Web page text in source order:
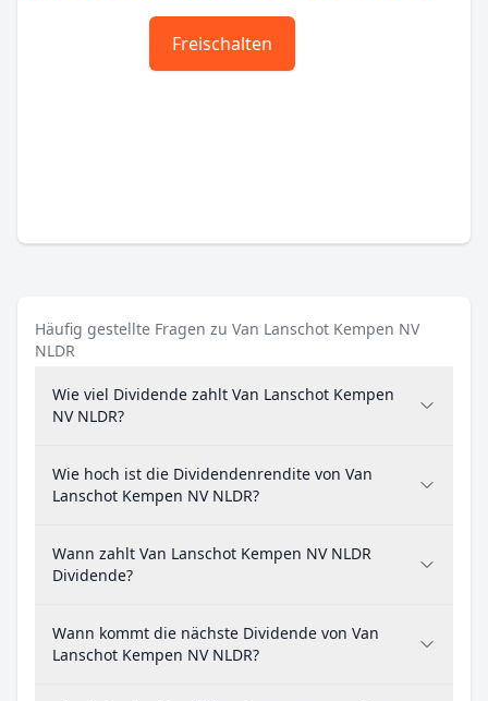
Freischalten
Häufig gestellte Fragen zu Van Lanschot Kempen NV
NLDR
Wie viel Dividende zahlt Van Lanschot Kempen
NV NLDR?
Wie hoch ist die Dividendenrendite von Van
Lanschot Kempen NV NLDR?
Wann zahlt Van Lanschot Kempen NV NLDR
Dividende?
Wann kommt die nächste Dividende von Van
Lanschot Kempen NV NLDR?